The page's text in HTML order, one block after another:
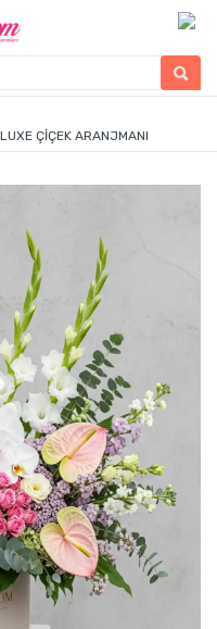
ÇIÇEK ARANJMANI